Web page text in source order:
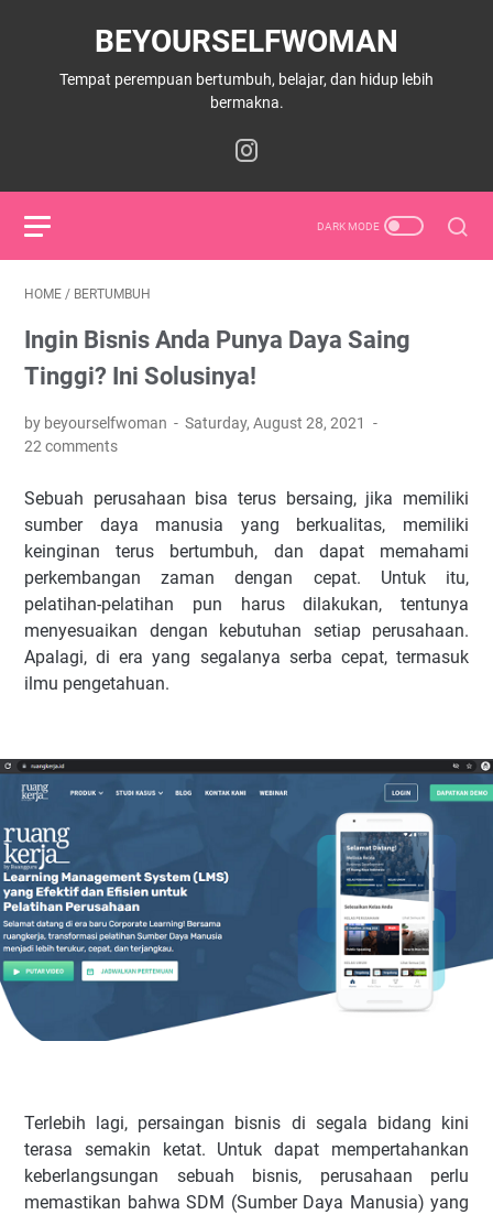
BEYOURSELFWOMAN
Tempat perempuan bertumbuh, belajar, dan hidup lebih
bermakna.
HOME / BERTUMBUH
Ingin Bisnis Anda Punya Daya Saing
Tinggi? Ini Solusinya!
by beyourselfwoman
Saturday, August 28, 2021
22 comments
Sebuah perusahaan bisa terus bersaing, jika memiliki
sumber daya manusia yang berkualitas, memiliki
keinginan terus bertumbuh, dan dapat memahami
perkembangan zaman dengan cepat. Untuk itu,
pelatihan-pelatihan pun harus dilakukan, tentunya
menyesuaikan dengan kebutuhan setiap perusahaan.
Apalagi, di era yang segalanya serba cepat, termasuk
ilmu pengetahuan.
Terlebih lagi, persaingan bisnis di segala bidang kini
terasa semakin ketat. Untuk dapat mempertahankan
keberlangsungan sebuah bisnis, perusahaan perlu
memastikan bahwa SDM (Sumber Daya Manusia) yang